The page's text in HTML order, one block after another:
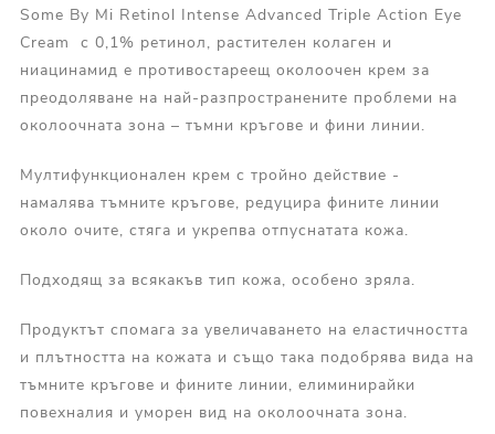
Some By Mi Retinol Intense Advanced Triple Action Eye
Cream с 0,1% ретинол, растителен колаген и
ниацинамид е противостареещ околоочен крем за
преодоляване на най-разпространените проблеми на
околоочната зона – тъмни кръгове и фини линии.
Мултифункционален крем с тройно действие -
намалява тъмните кръгове, редуцира фините линии
около очите, стяга и укрепва отпуснатата кожа.
Подходящ за всякакъв тип кожа, особено зряла.
Продуктът спомага за увеличаването на еластичността
и плътността на кожата и също така подобрява вида на
тъмните кръгове и фините линии, елиминирайки
повехналия и уморен вид на околоочната зона.